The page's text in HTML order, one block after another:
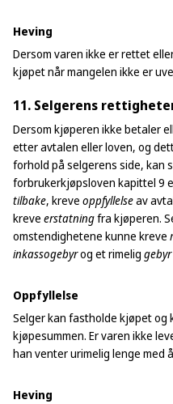
Heving
Dersom varen ikke er rettet
kjøpet når mangelen ikke er
11. Selgerens
Dersom kjøperen ikke betaler
etter avtalen eller loven, og
forhold på selgerens side, kan
forbrukerkjøpsloven kapittel 9
tilbake, kreve oppfyllelseav
kreve erstatningfra kjøperen.
omstendighetene kunne kreve
inkassogebyrog et rimelig
Oppfyllelse
Selger kan fastholde kjøpet
kjøpesummen. Er varen ikke
han venter urimelig lenge med
Heving